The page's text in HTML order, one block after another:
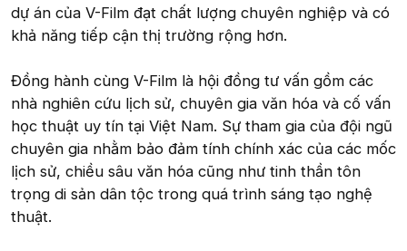
dự án của V-Film đạt chất lượng chuyên nghiệp và có
khả năng tiếp cận thị trường rộng hơn.
Đồng hành cùng V-Film là hội đồng tư vấn gồm các
nhà nghiên cứu lịch sử, chuyên gia văn hóa và cố vấn
học thuật uy tín tại Việt Nam. Sự tham gia của đội ngũ
chuyên gia nhằm bảo đảm tính chính xác của các mốc
lịch sử, chiều sâu văn hóa cũng như tinh thần tôn
trọng di sản dân tộc trong quá trình sáng tạo nghệ
thuật.